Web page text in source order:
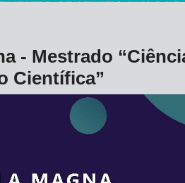
- Mestrado
Científica”